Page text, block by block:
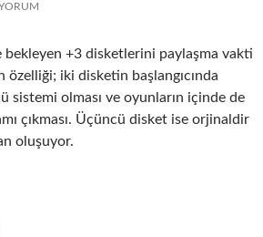
bekleyen +3 disketlerini paylaşma vakti
özelliği; iki disketin başlangıcında
sistemi olması ve oyunların içinde de
çıkması. Üçüncü disket ise orjinaldir
oluşuyor.